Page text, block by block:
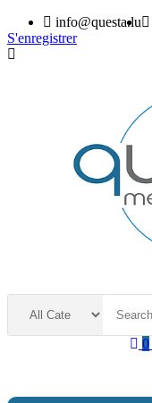
info@questa.lu
S'enregistrer
0